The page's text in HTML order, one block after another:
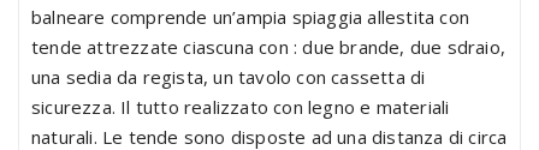
balneare comprende un’ampia spiaggia allestita con
tende attrezzate ciascuna con : due brande, due sdraio,
una sedia da regista, un tavolo con cassetta di
sicurezza. Il tutto realizzato con legno e materiali
naturali. Le tende sono disposte ad una distanza di circa